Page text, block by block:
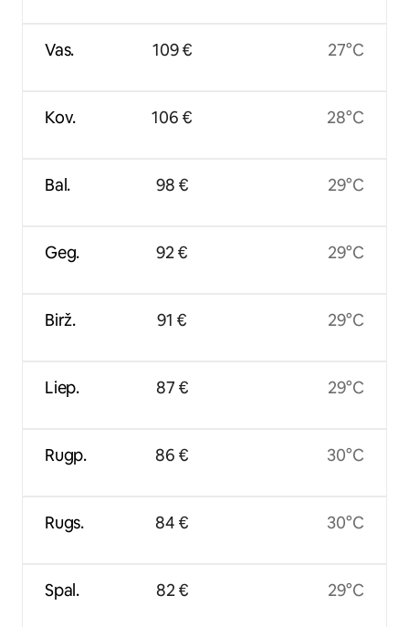
Vas.
Kov.
Bal.
Geg.
Birž.
Liep.
Rugp.
Rugs.
Spal.
109 €
106 €
98 €
92 €
91 €
87 €
86 €
84 €
82 €
27°C
28°C
29°C
29°C
29°C
29°C
30°C
30°C
29°C